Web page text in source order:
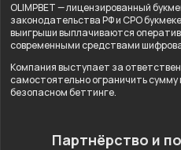
OLIMPBET — лицензированный
законодательства РФ и СРО
выигрыши выплачиваются
современными средствами
Компания выступает за
самостоятельно ограничить сумму
безопасном беттинге.
Партнёрство и